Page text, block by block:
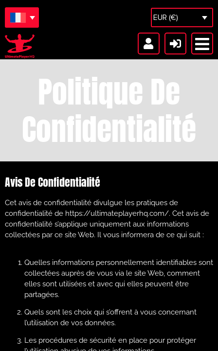
EUR (€)
Politique De
Confidentialité
Avis De Confidentialité
Cet avis de confidentialité divulgue les pratiques de
confidentialité de https://ultimateplayerhq.com/. Cet avis de
confidentialité s’applique uniquement aux informations
collectées par ce site Web. Il vous informera de ce qui suit :
Quelles informations personnellement identifiables sont
collectées auprès de vous via le site Web, comment
elles sont utilisées et avec qui elles peuvent être
partagées.
Quels sont les choix qui s’offrent à vous concernant
l’utilisation de vos données.
Les procédures de sécurité en place pour protéger